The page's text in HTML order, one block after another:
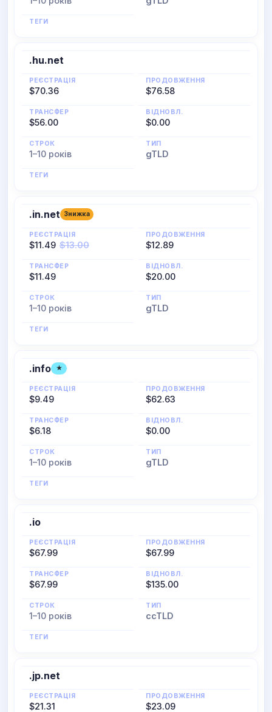
ТЕГИ
.hu.net
РЕЄСТРАЦІЯ
$70.36
ПРОДОВЖЕННЯ
$76.58
ТРАНСФЕР
$56.00
ВІДНОВЛ.
$0.00
СТРОК
1–10 років
ТИП
gTLD
ТЕГИ
.in.net Знижка
РЕЄСТРАЦІЯ
$11.49 $13.00
ПРОДОВЖЕННЯ
$12.89
ТРАНСФЕР
$11.49
ВІДНОВЛ.
$20.00
СТРОК
1–10 років
ТИП
gTLD
ТЕГИ
.info ★
РЕЄСТРАЦІЯ
$9.49
ПРОДОВЖЕННЯ
$62.63
ТРАНСФЕР
$6.18
ВІДНОВЛ.
$0.00
СТРОК
1–10 років
ТИП
gTLD
ТЕГИ
.io
РЕЄСТРАЦІЯ
$67.99
ПРОДОВЖЕННЯ
$67.99
ТРАНСФЕР
$67.99
ВІДНОВЛ.
$135.00
СТРОК
1–10 років
ТИП
ccTLD
ТЕГИ
.jp.net
РЕЄСТРАЦІЯ
$21.31
ПРОДОВЖЕННЯ
$23.09